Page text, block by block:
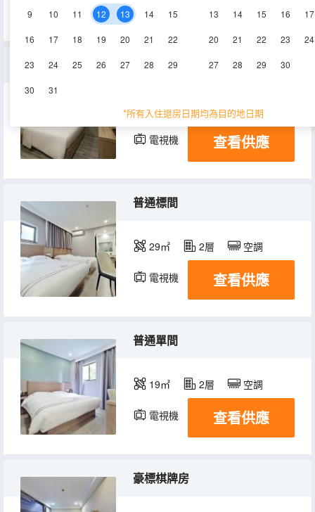
9 10 11 12 13 14 15
16 17 18 19 20 21 22
23 24 25 26 27 28 29
30 31
13 14 15 16 17
20 21 22 23 24
27 28 29 30
*所有入住退房日期均為目的地日期
經濟房
15-18㎡ 2層 空調
電視機 查看供應
普通標間
29㎡ 2層 空調
電視機 查看供應
普通單間
19㎡ 2層 空調
電視機 查看供應
豪標棋牌房